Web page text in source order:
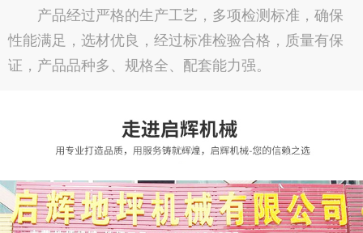
产品经过严格的生产工艺，多项检测标准，确保
性能满足，选材优良，经过标准检验合格，质量有保
证，产品品种多、规格全、配套能力强。